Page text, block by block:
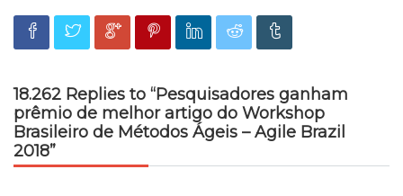
18.262 Replies to “Pesquisadores ganham
prêmio de melhor artigo do Workshop
Brasileiro de Métodos Ágeis – Agile Brazil
2018”